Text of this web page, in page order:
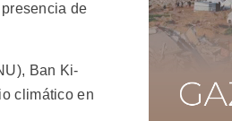
de
Ban Ki-
climático en